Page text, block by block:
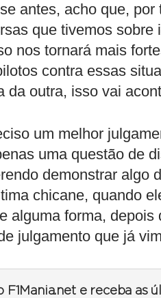
antes, acho que,
que tivemos
nos tornará mais
contra essas
da outra, isso vai
um melhor
uma questão de
demonstrar algo
chicane, quando
alguma forma,
julgamento que já
F1Mania.net e receba as